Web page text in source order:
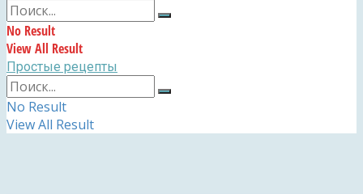
No Result
View All Result
Простые рецепты
No Result
View All Result